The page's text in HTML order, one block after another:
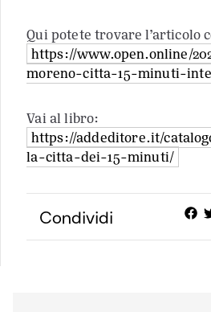
Qui potete trovare l’articolo
https://www.open.online/
moreno-citta-15-minuti-
Vai al libro:
https://addeditore.it/
la-citta-dei-15-minuti/
Condividi